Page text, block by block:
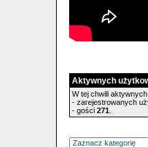
Aktywnych
W tej chwili
- zarejestrowanych
- gości 271